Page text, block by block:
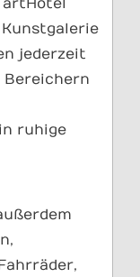
jederzeit
ruhige